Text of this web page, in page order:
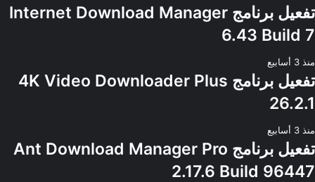
تفعيل برنامج Internet Download Manager
6.43 Build 7
منذ 3 أسابيع
تفعيل برنامج 4K Video Downloader Plus
26.2.1
منذ 3 أسابيع
تفعيل برنامج Ant Download Manager Pro
2.17.6 Build 96447